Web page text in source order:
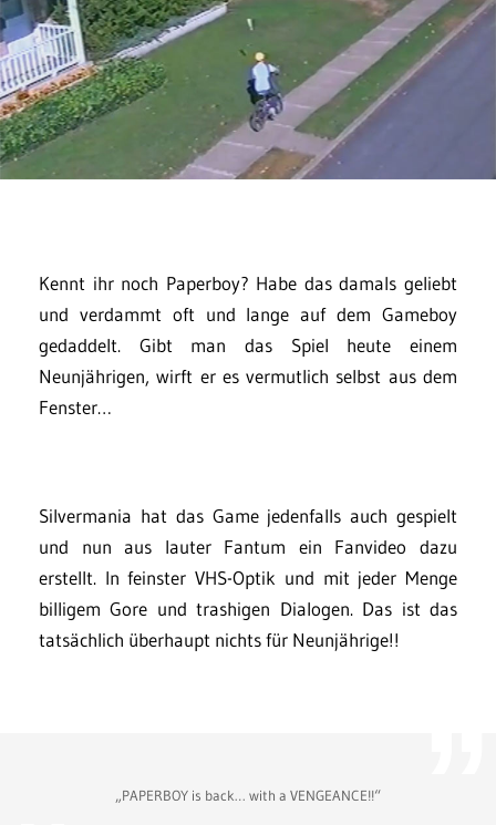
Kennt ihr noch Paperboy? Habe das damals geliebt
und verdammt oft und lange auf dem Gameboy
gedaddelt. Gibt man das Spiel heute einem
Neunjährigen, wirft er es vermutlich selbst aus dem
Fenster…
Silvermania hat das Game jedenfalls auch gespielt
und nun aus lauter Fantum ein Fanvideo dazu
erstellt. In feinster VHS-Optik und mit jeder Menge
billigem Gore und trashigen Dialogen. Das ist das
tatsächlich überhaupt nichts für Neunjährige!!
„PAPERBOY is back… with a VENGEANCE!!“